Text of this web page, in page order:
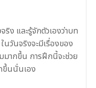
ง และรู้จักตัวเองว่าบท
นวันจริงจะมีเรื่องของ
ากขึ้น การฝึกนี้จะช่วย
ขึ้นนั่นเอง